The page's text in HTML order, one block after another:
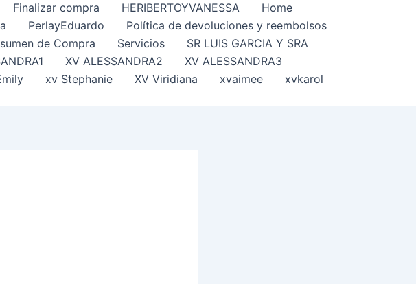
Finalizar compra HERIBERTOYVANESSA
Home
PerlayEduardo
Política de devoluciones y reembolsos
de Compra Servicios
SR LUIS GARCIA Y SRA
XV ALESSANDRA2
XV ALESSANDRA3
xv Stephanie XV Viridiana xvaimee
xvkarol